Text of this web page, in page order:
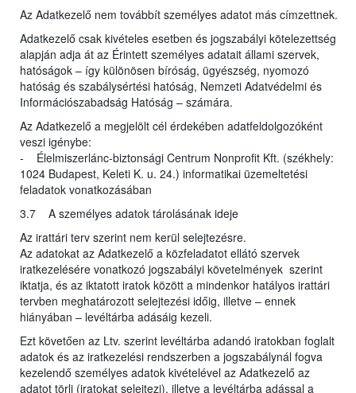
Az Adatkezelő nem továbbít személyes adatot más címzettnek.
Adatkezelő csak kivételes esetben és jogszabályi kötelezettség
alapján adja át az Érintett személyes adatait állami szervek,
hatóságok – így különösen bíróság, ügyészség, nyomozó
hatóság és szabálysértési hatóság, Nemzeti Adatvédelmi és
Információszabadság Hatóság – számára.
Az Adatkezelő a megjelölt cél érdekében adatfeldolgozóként
veszi igénybe:
- Élelmiszerlánc-biztonsági Centrum Nonprofit Kft. (székhely:
1024 Budapest, Keleti K. u. 24.) informatikai üzemeltetési
feladatok vonatkozásában
3.7 A személyes adatok tárolásának ideje
Az irattári terv szerint nem kerül selejtezésre.
Az adatokat az Adatkezelő a közfeladatot ellátó szervek
iratkezelésére vonatkozó jogszabályi követelmények szerint
iktatja, és az iktatott iratok között a mindenkor hatályos irattári
tervben meghatározott selejtezési időig, illetve – ennek
hiányában – levéltárba adásáig kezeli.
Ezt követően az Ltv. szerint levéltárba adandó iratokban foglalt
adatok és az iratkezelési rendszerben a jogszabálynál fogva
kezelendő személyes adatok kivételével az Adatkezelő az
adatot törli (iratokat selejtezi), illetve a levéltárba adással a